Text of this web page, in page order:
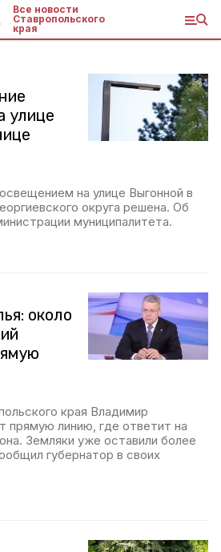
Все новости
Ставропольского
края
улице
на улице Выгонной в
округа решена. Об
муниципалитета.
около
края Владимир
прямую линию, где ответит на
Земляки уже оставили более
губернатор в своих